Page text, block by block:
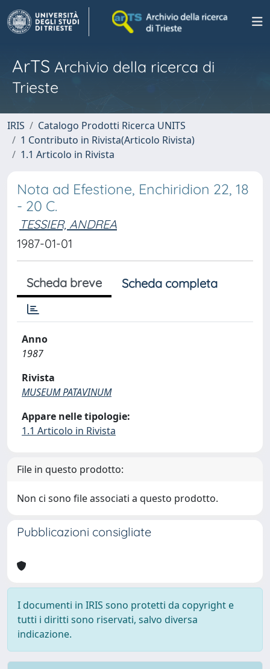
ArTS Archivio della ricerca di
Trieste
IRIS
Catalogo Prodotti Ricerca UNITS
1 Contributo in Rivista(Articolo Rivista)
1.1 Articolo in Rivista
Nota ad Efestione, Enchiridion 22, 18
- 20 C.
TESSIER, ANDREA
1987-01-01
Scheda breve Scheda completa
Anno
1987
Rivista
MUSEUM PATAVINUM
Appare nelle tipologie:
1.1 Articolo in Rivista
File in questo prodotto:
Non ci sono file associati a questo prodotto.
Pubblicazioni consigliate
I documenti in IRIS sono protetti da copyright e
tutti i diritti sono riservati, salvo diversa
indicazione.